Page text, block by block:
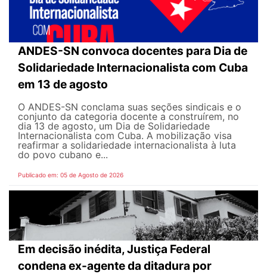
ANDES-SN convoca docentes para Dia de
Solidariedade Internacionalista com Cuba
em 13 de agosto
O ANDES-SN conclama suas seções sindicais e o
conjunto da categoria docente a construírem, no
dia 13 de agosto, um Dia de Solidariedade
Internacionalista com Cuba. A mobilização visa
reafirmar a solidariedade internacionalista à luta
do povo cubano e...
Publicado em: 05 de Agosto de 2026
Em decisão inédita, Justiça Federal
condena ex-agente da ditadura por